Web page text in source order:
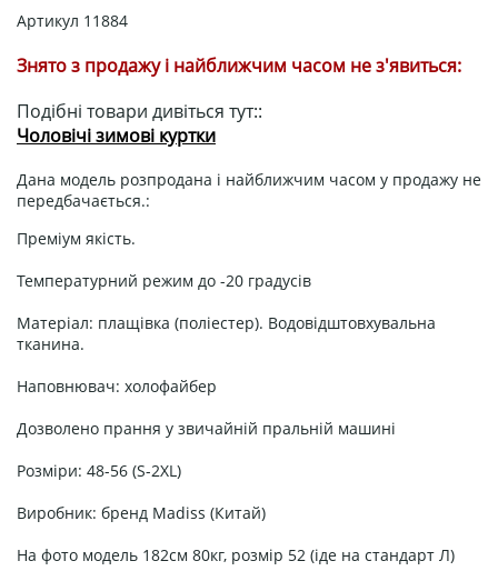
Артикул 11884
Знято з продажу і найближчим часом не з'явиться:
Подібні товари дивіться тут::
Чоловічі зимові куртки
Дана модель розпродана і найближчим часом у продажу не
передбачається.:
Преміум якість.
Температурний режим до -20 градусів
Матеріал: плащівка (поліестер). Водовідштовхувальна
тканина.
Наповнювач: холофайбер
Дозволено прання у звичайній пральній машині
Розміри: 48-56 (S-2XL)
Виробник: бренд Madiss (Китай)
На фото модель 182см 80кг, розмір 52 (іде на стандарт Л)